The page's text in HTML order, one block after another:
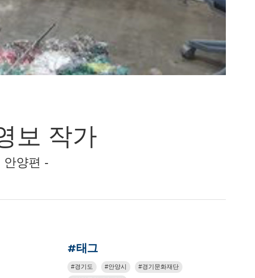
보 작가
안양편 -
#태그
경기도 안양시
경기문화재단